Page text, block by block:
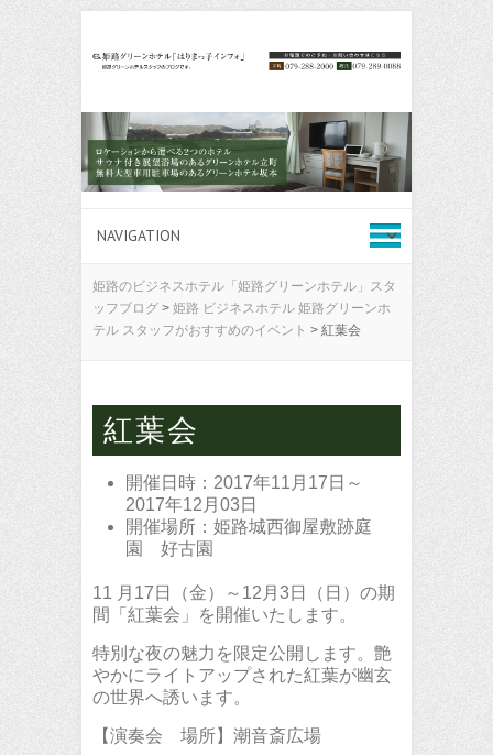
姫路のビジネスホテル「姫路グリーンホテル」スタ
ッフブログ > 姫路 ビジネスホテル 姫路グリーンホ
テル スタッフがおすすめのイベント > 紅葉会
紅葉会
開催日時：2017年11月17日～
2017年12月03日
開催場所：姫路城西御屋敷跡庭
園 好古園
11 月17日（金）～12月3日（日）の期
間「紅葉会」を開催いたします。
特別な夜の魅力を限定公開します。艶
やかにライトアップされた紅葉が幽玄
の世界へ誘います。
【演奏会 場所】潮音斎広場